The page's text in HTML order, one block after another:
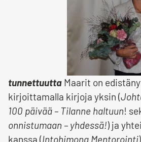
tunnettuutta Maarit on
kirjoittamalla kirjoja yksin (
100 päivää – Tilanne haltuun!
onnistumaan – yhdessä!) ja
kanssa (Intohimona Mentorointi